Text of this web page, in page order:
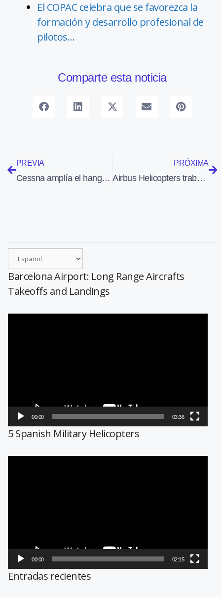
El COPAC celebra que se favorezca la
formación y desarrollo profesional de
pilotos…
Comparte esta noticia
PREVIA
Cessna amplía el hangar de pruebas del SkyCourier, cuya demanda va en aumento
PRÓXIMA
Airbus Helicopters trabaja en la versión no tripulada del H145, el U145
Barcelona Airport: Long Range Aircrafts
Takeoffs and Landings
00:00 03:36
5 Spanish Military Helicopters
00:00 02:15
Entradas recientes